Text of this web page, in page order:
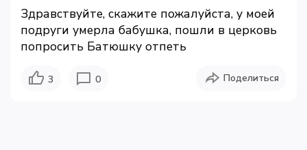
Здравствуйте, скажите пожалуйста, у моей
подруги умерла бабушка, пошли в церковь
попросить Батюшку отпеть
3 0 Поделиться